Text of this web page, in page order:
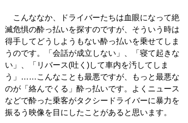
こんななか、ドライバーたちは血眼になって絶
滅危惧の酔っ払いを探すのですが、そういう時は
得手してどうしようもない酔っ払いを乗せてしま
うのです。「会話が成立しない」、「寝て起きな
い」、「リバース(吐く)して車内を汚してしま
う」……こんなことも最悪ですが、もっと最悪な
のが「絡んでくる」酔っ払いです。よくニュース
などで酔った乗客がタクシードライバーに暴力を
振るう映像を目にしたことがあると思います。